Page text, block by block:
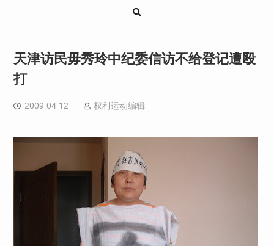
天津访民毋秀玲中纪委信访不给登记遭殴
打
2009-04-12 权利运动编辑